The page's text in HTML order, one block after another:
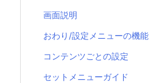
画面説明
おわり/設定メニューの機能
コンテンツごとの設定
セットメニューガイド